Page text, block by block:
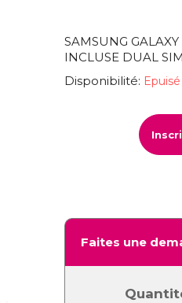
SAMSUNG
INCLUSE DUAL SIM
Disponibilité: Epuisé
Faites une